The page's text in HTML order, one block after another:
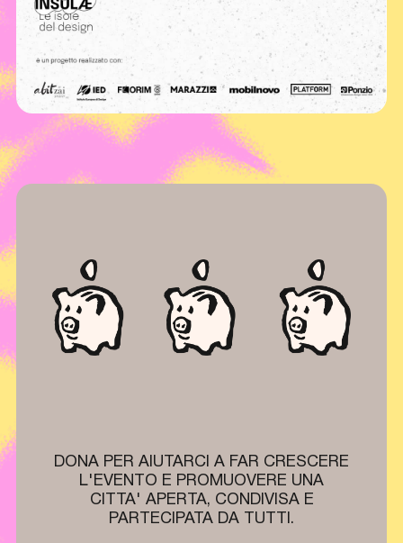
DONA PER AIUTARCI A FAR CRESCERE
L'EVENTO E PROMUOVERE UNA
CITTA' APERTA, CONDIVISA E
PARTECIPATA DA TUTTI.